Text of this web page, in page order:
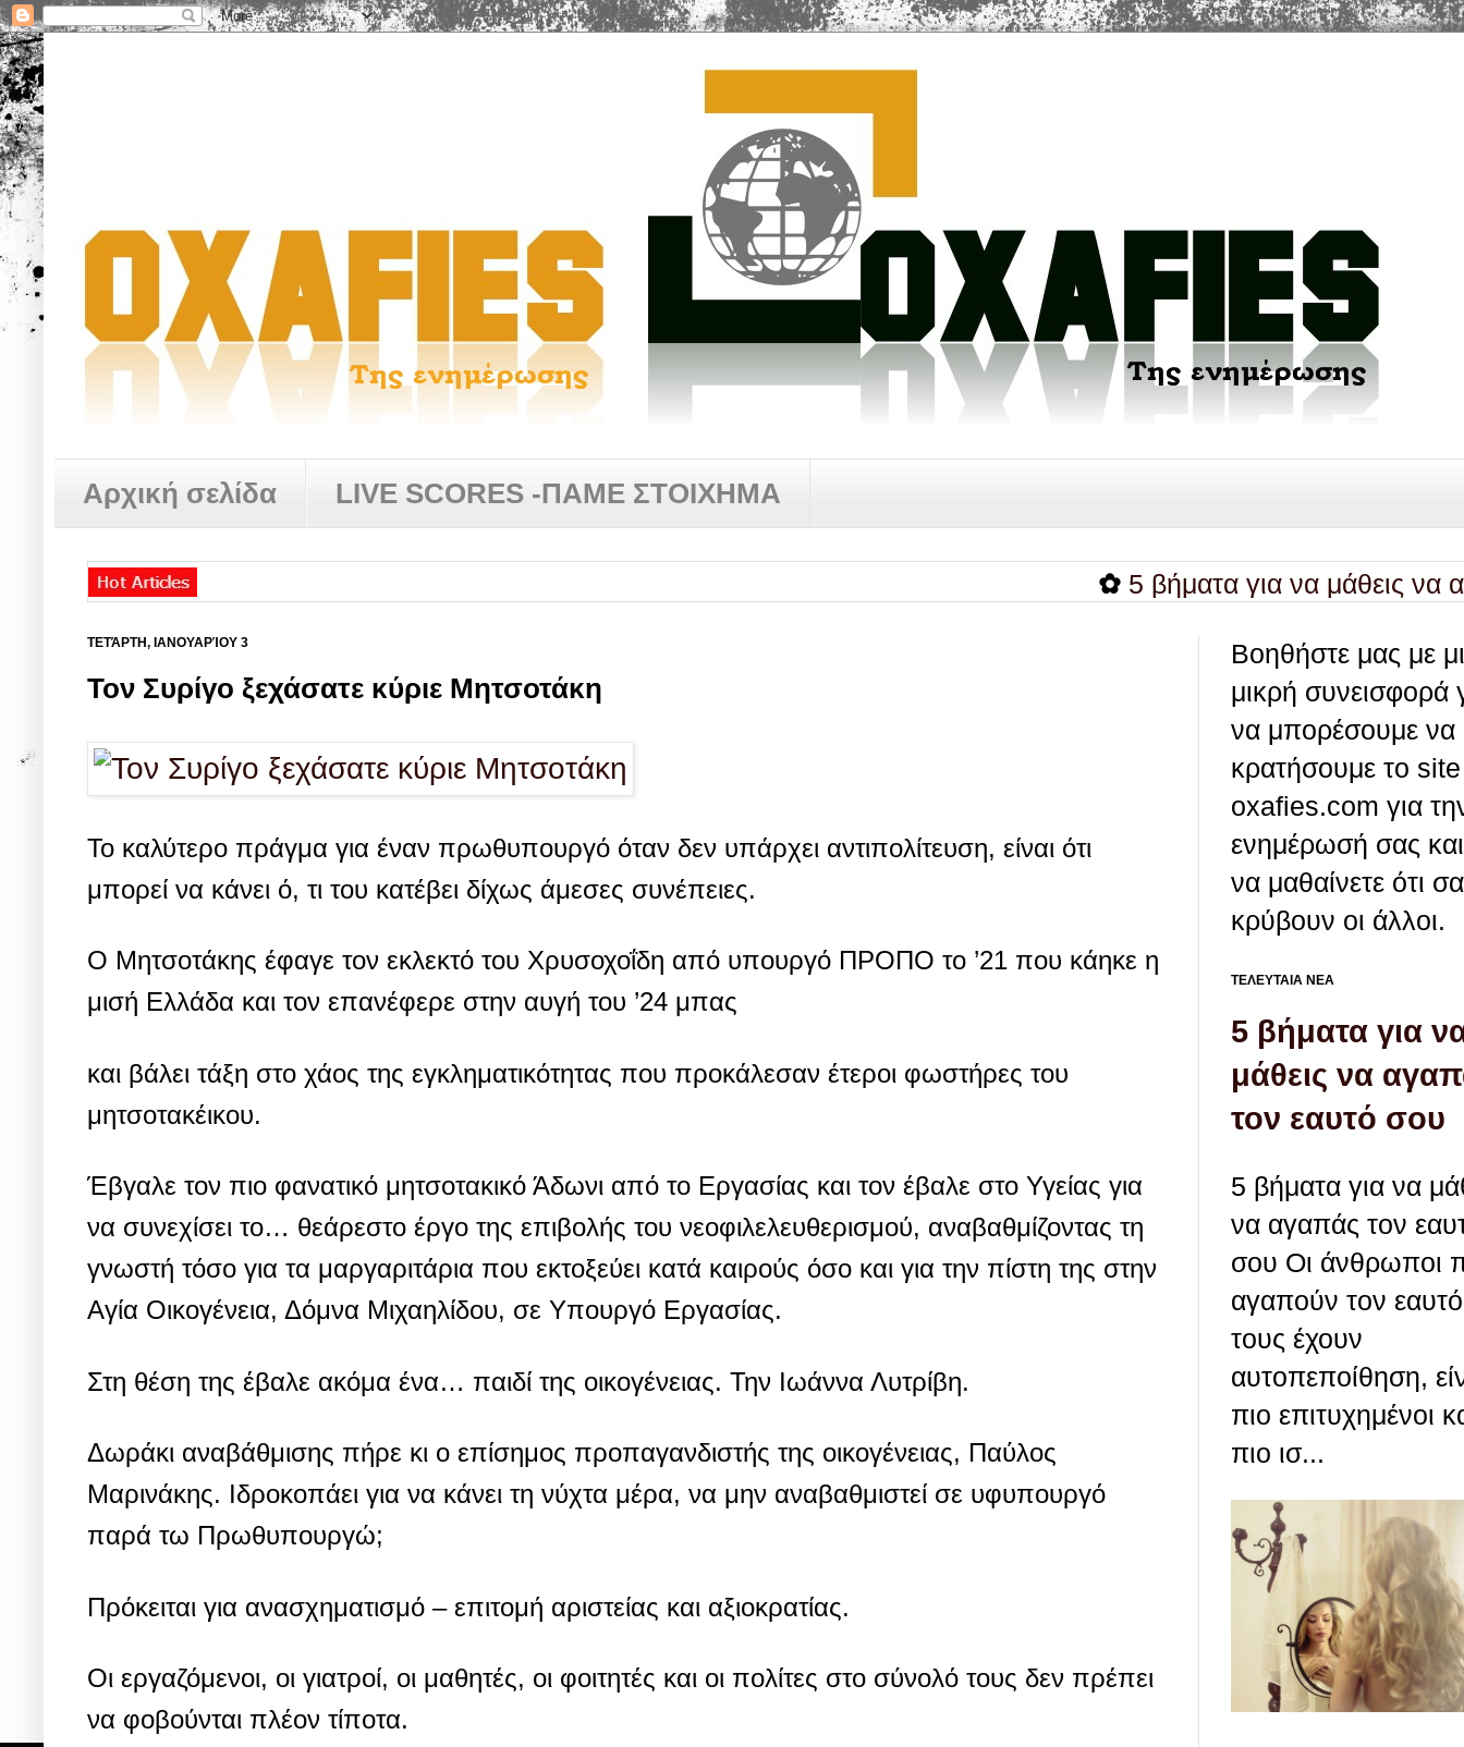
Αρχική σελίδα LIVE SCORES -ΠΑΜΕ ΣΤΟΙΧΗΜΑ
5 βήματα για να μάθεις να
ΤΕΤΆΡΤΗ, ΙΑΝΟΥΑΡΊΟΥ 3
Τον Συρίγο ξεχάσατε κύριε Μητσοτάκη
Το καλύτερο πράγμα για έναν πρωθυπουργό όταν δεν υπάρχει αντιπολίτευση, είναι ότι
μπορεί να κάνει ό, τι του κατέβει δίχως άμεσες συνέπειες.
Ο Μητσοτάκης έφαγε τον εκλεκτό του Χρυσοχοΐδη από υπουργό ΠΡΟΠΟ το ’21 που κάηκε η
μισή Ελλάδα και τον επανέφερε στην αυγή του ’24 μπας
και βάλει τάξη στο χάος της εγκληματικότητας που προκάλεσαν έτεροι φωστήρες του
μητσοτακέικου.
Έβγαλε τον πιο φανατικό μητσοτακικό Άδωνι από το Εργασίας και τον έβαλε στο Υγείας για
να συνεχίσει το… θεάρεστο έργο της επιβολής του νεοφιλελευθερισμού, αναβαθμίζοντας τη
γνωστή τόσο για τα μαργαριτάρια που εκτοξεύει κατά καιρούς όσο και για την πίστη της στην
Αγία Οικογένεια, Δόμνα Μιχαηλίδου, σε Υπουργό Εργασίας.
Στη θέση της έβαλε ακόμα ένα… παιδί της οικογένειας. Την Ιωάννα Λυτρίβη.
Δωράκι αναβάθμισης πήρε κι ο επίσημος προπαγανδιστής της οικογένειας, Παύλος
Μαρινάκης. Ιδροκοπάει για να κάνει τη νύχτα μέρα, να μην αναβαθμιστεί σε υφυπουργό
παρά τω Πρωθυπουργώ;
Πρόκειται για ανασχηματισμό – επιτομή αριστείας και αξιοκρατίας.
Οι εργαζόμενοι, οι γιατροί, οι μαθητές, οι φοιτητές και οι πολίτες στο σύνολό τους δεν πρέπει
να φοβούνται πλέον τίποτα.
Βοηθήστε μας με
μικρή συνεισφορά
να μπορέσουμε να
κρατήσουμε το site
oxafies.com για
ενημέρωσή σας
να μαθαίνετε ότι
κρύβουν οι άλλοι.
ΤΕΛΕΥΤΑΙΑ ΝΕΑ
5 βήματα για
μάθεις να
τον εαυτό σου
5 βήματα για να
να αγαπάς τον
σου Οι άνθρωποι
αγαπούν τον εαυτό
τους έχουν
αυτοπεποίθηση,
πιο επιτυχημένοι
πιο ισ...